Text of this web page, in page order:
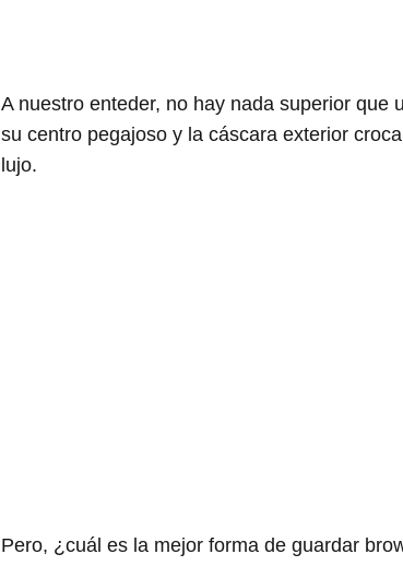
A nuestro enteder, no hay nada superior que
su centro pegajoso y la cáscara exterior
lujo.
Pero, ¿cuál es la mejor forma de guardar